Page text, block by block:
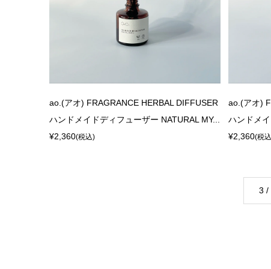
ao.(アオ) FRAGRANCE HERBAL DIFFUSER
ハンドメイドディフューザー NATURAL MY...
¥2,360(税込)
ao.(アオ)
ハンドメ
¥2,360(税
3 /